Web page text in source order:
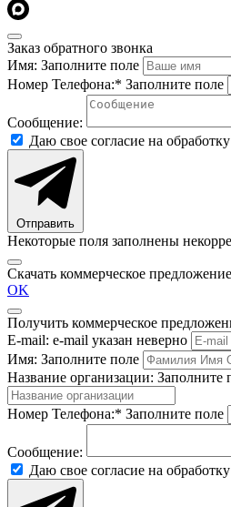
Заказ обратного звонка
Имя: Заполните поле
Номер Телефона:* Заполните поле
Сообщение:
Даю свое согласие на обработку
Отправить
Некоторые поля заполнены
Скачать коммерческое
OK
Получить коммерческое
E-mail: e-mail указан неверно
Имя: Заполните поле
Название организации: Заполните
Номер Телефона:* Заполните поле
Сообщение:
Даю свое согласие на обработку